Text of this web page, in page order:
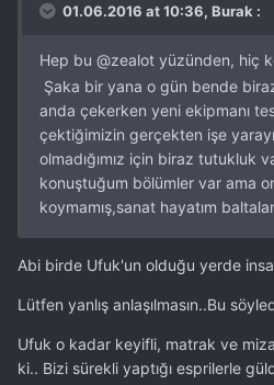
01.06.2016 at 10:36, Burak :
Hep bu @zealot yüzünden, hiç
Şaka bir yana o gün bende
anda çekerken yeni ekipmanı
çektiğimizin gerçekten işe
olmadığımız için biraz tutukluk
konuştuğum bölümler var ama
koymamış,sanat hayatım
Abi birde Ufuk'un olduğu yerde
Lütfen yanlış anlaşılmasın..Bu
Ufuk o kadar keyifli, matrak ve
ki.. Bizi sürekli yaptığı esprilerle